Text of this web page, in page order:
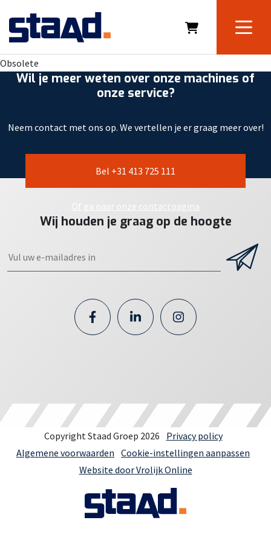
Obsolete
Wil je meer weten over onze machines of
onze service?
Neem contact met ons op. We vertellen je er graag meer over!
Bel +31 413 725 111
Of ga naar onze contactpagina
Wij houden je graag op de hoogte
Copyright Staad Groep 2026
Privacy policy
Algemene voorwaarden Cookie-instellingen aanpassen
Website door Vrolijk Online